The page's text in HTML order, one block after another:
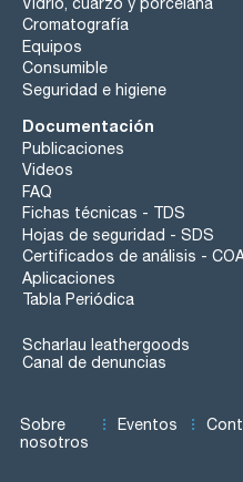
Cromatografía
Equipos
Consumible
Seguridad e higiene
Documentación
Publicaciones
Videos
FAQ
Fichas técnicas - TDS
Hojas de seguridad - SDS
Certificados de análisis -
Aplicaciones
Tabla Periódica
Scharlau leathergoods
Canal de denuncias
Sobre
nosotros
Eventos